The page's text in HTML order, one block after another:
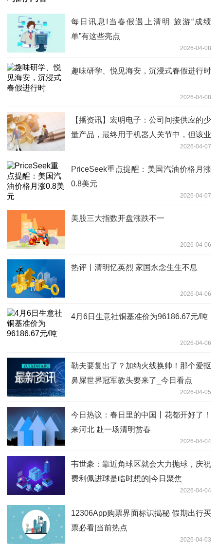
每日讯息!当春假遇上清明 旅游“成绩
单”有这些亮点
2026-04-08
趣味研学、悦见海安，沉浸式春假进行时
2026-04-08
【播资讯】宏明电子：公司间接供应的少
量产品，最终用于机器人关节中，但该业
2026-04-07
PriceSeek重点提醒：美国汽油价格月涨
0.8美元
2026-04-07
美股三大指数开盘涨跌不一
2026-04-06
热评丨清明忆英烈 家国永念生生不息
2026-04-06
4月6日生意社铜基准价为96186.67元/吨
2026-04-06
勒夫要复出了？加纳火线换帅！那个爱抠
鼻屎世界冠军教头要来了_今日看点
2026-04-05
今日热议：春日里的中国丨花都开好了！
来河北 赴一场清明赏春
2026-04-04
韦世豪：靠近角球区就会大力抛球，庆祝
费利佩进球是临时想的|今日聚焦
2026-04-04
12306App购票界面标识揭秘 假期出行买
票必看|当前热点
2026-04-03